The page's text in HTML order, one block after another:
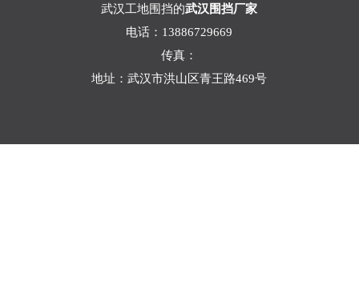
武汉工地围挡的武汉围挡厂家
电话：13886729669
传真：
地址：武汉市洪山区青王路469号